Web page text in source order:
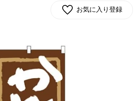
お気に入り登録